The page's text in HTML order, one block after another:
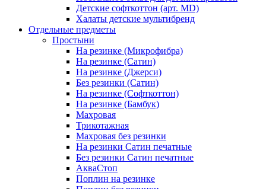
Детские софткоттон (арт. MD)
Халаты детские мультибренд
Отдельные предметы
Простыни
На резинке (Микрофибра)
На резинке (Сатин)
На резинке (Джерси)
Без резинки (Сатин)
На резинке (Софткоттон)
На резинке (Бамбук)
Махровая
Трикотажная
Махровая без резинки
На резинки Сатин печатные
Без резинки Сатин печатные
АкваСтоп
Поплин на резинке